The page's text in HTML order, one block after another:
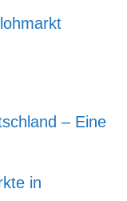
– Eine
in